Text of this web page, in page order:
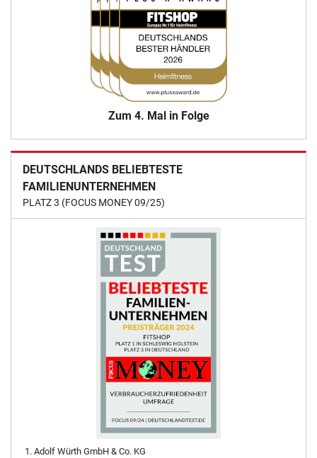
Zum 4. Mal in Folge
DEUTSCHLANDS BELIEBTESTE
FAMILIENUNTERNEHMEN
PLATZ 3 (FOCUS MONEY 09/25)
Adolf Würth GmbH & Co. KG